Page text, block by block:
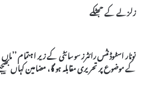
زلزلے کے جھٹکے
نونار اسٹوڈنٹس رائٹرز سوسائٹی کے زیر اہتمام
کے موضوع پر تحریری مقابلہ ہو گا، مضامین کہاں